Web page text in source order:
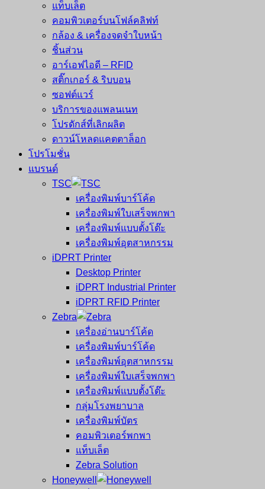
แท็บเล็ต
คอมพิวเตอร์บนโฟล์คลิฟท์
กล้อง & เครื่องจดจำใบหน้า
ชิ้นส่วน
อาร์เอฟไอดี – RFID
สติ๊กเกอร์ & ริบบอน
ซอฟต์แวร์
บริการของแพลนเนท
โปรดักส์ที่เลิกผลิต
ดาวน์โหลดแคตตาล็อก
โปรโมชั่น
แบรนด์
TSC
เครื่องพิมพ์บาร์โค้ด
เครื่องพิมพ์ใบเสร็จพกพา
เครื่องพิมพ์แบบตั้งโต๊ะ
เครื่องพิมพ์อุตสาหกรรม
iDPRT Printer
Desktop Printer
iDPRT Industrial Printer
iDPRT RFID Printer
Zebra
เครื่องอ่านบาร์โค้ด
เครื่องพิมพ์บาร์โค้ด
เครื่องพิมพ์อุตสาหกรรม
เครื่องพิมพ์ใบเสร็จพกพา
เครื่องพิมพ์แบบตั้งโต๊ะ
กลุ่มโรงพยาบาล
เครื่องพิมพ์บัตร
คอมพิวเตอร์พกพา
แท็บเล็ต
Zebra Solution
Honeywell